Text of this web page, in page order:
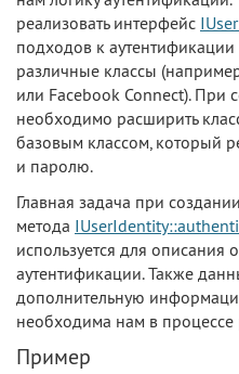
реализовать интерфейс
подходов к
различные классы
или Facebook Connect). При
необходимо расширить
базовым классом, который
и паролю.
Главная задача при
метода
используется для описания
аутентификации. Также
дополнительную
необходима нам в процессе
Пример